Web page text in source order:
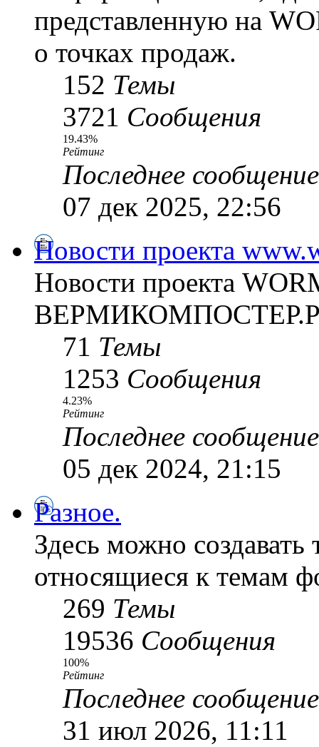
представленную на
о точках продаж.
152 Темы
3721 Сообщения
19.43%
Рейтинг
Последнее сообщение
07 дек 2025, 22:56
Новости проекта
Новости проекта
71 Темы
1253 Сообщения
4.23%
Рейтинг
Последнее сообщение
05 дек 2024, 21:15
Разное.
Здесь можно
относящиеся к темам
269 Темы
19536 Сообщения
100%
Рейтинг
Последнее сообщение
31 июл 2026, 11:11